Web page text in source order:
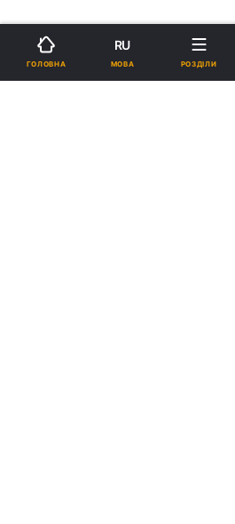
Підпишіться на
ГОЛОВНА
RU
МОВА РОЗДІЛИ